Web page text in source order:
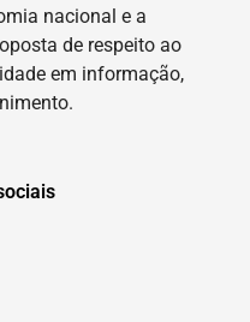
nacional e a
de respeito ao
em informação,